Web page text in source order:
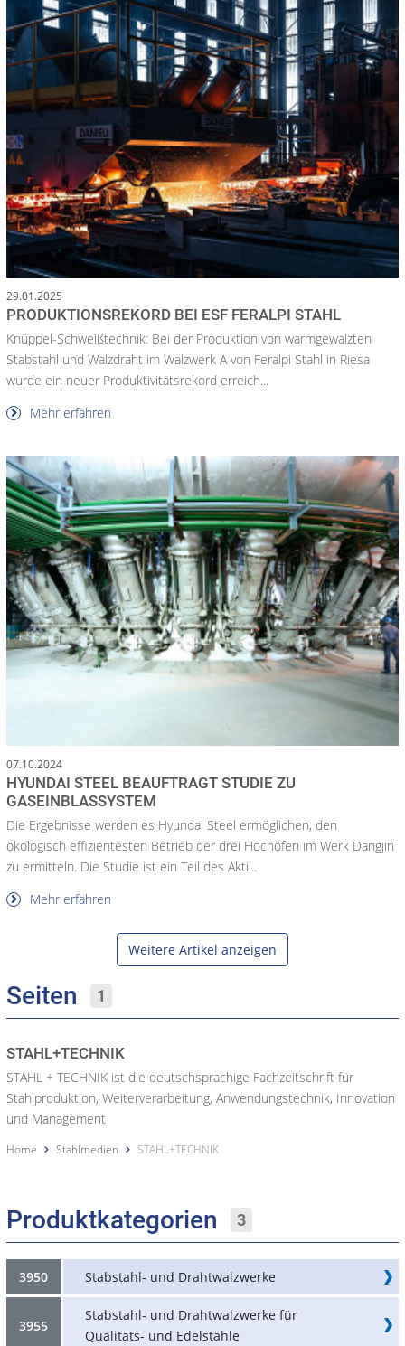
29.01.2025
PRODUKTIONSREKORD BEI ESF FERALPI STAHL
Knüppel-Schweißtechnik: Bei der Produktion von warmgewalzten
Stabstahl und Walzdraht im Walzwerk A von Feralpi Stahl in Riesa
wurde ein neuer Produktivitätsrekord erreich...
Mehr erfahren
07.10.2024
HYUNDAI STEEL BEAUFTRAGT STUDIE ZU
GASEINBLASSYSTEM
Die Ergebnisse werden es Hyundai Steel ermöglichen, den
ökologisch effizientesten Betrieb der drei Hochöfen im Werk Dangjin
zu ermitteln. Die Studie ist ein Teil des Akti...
Mehr erfahren
Weitere Artikel anzeigen
Seiten 1
STAHL+TECHNIK
STAHL + TECHNIK ist die deutschsprachige Fachzeitschrift für
Stahlproduktion, Weiterverarbeitung, Anwendungstechnik, Innovation
und Management
Home Stahlmedien STAHL+TECHNIK
Produktkategorien 3
3950 Stabstahl- und Drahtwalzwerke
3955
Stabstahl- und Drahtwalzwerke für
Qualitäts- und Edelstähle